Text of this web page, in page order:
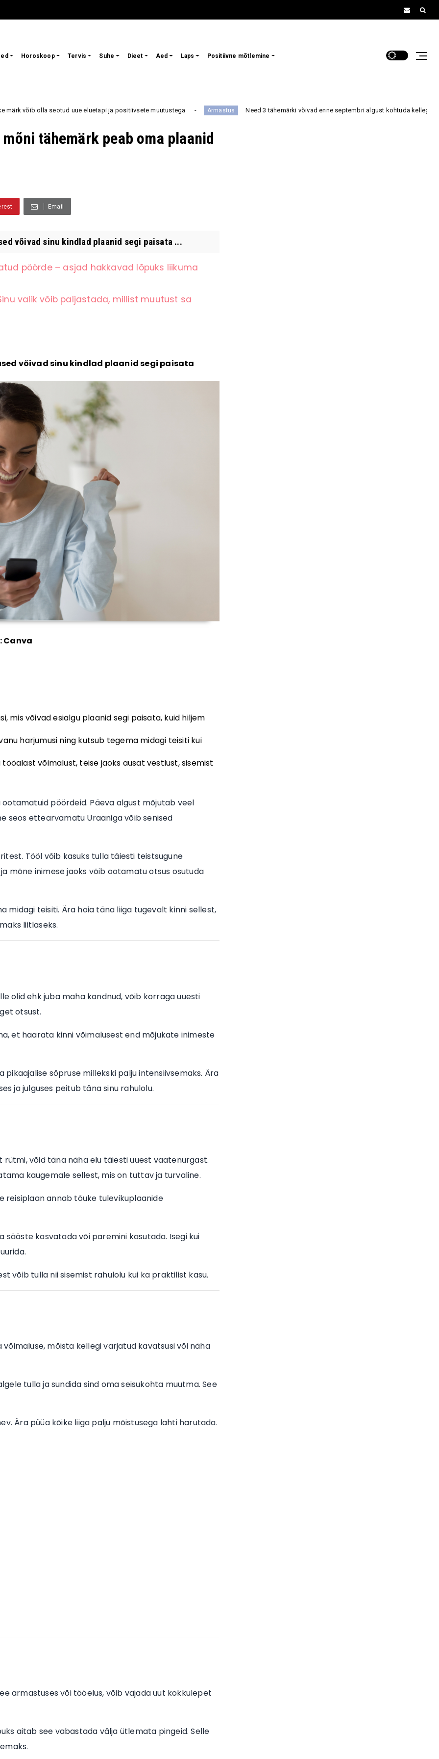
Horoskoop Tervis Suhe Dieet Aed Laps Positiivne mõtlemine
uue eluetapi ja positiivsete muutustega Armastus Need 3 tähemärki võivad enne septembri algust kohtuda kellegagi, kes muudab nende
tähemärk peab oma plaanid
Email
võivad sinu kindlad plaanid segi paisata ...
pöörde – asjad hakkavad lõpuks liikuma
valik võib paljastada, millist muutust sa
võivad sinu kindlad plaanid segi paisata
Canva
mis võivad esialgu plaanid segi paisata, kuid hiljem
harjumusi ning kutsub tegema midagi teisiti kui
võimalust, teise jaoks ausat vestlust, sisemist
pöördeid. Päeva algust mõjutab veel
seos ettearvamatu Uraaniga võib senised
Tööl võib kasuks tulla täiesti teistsugune
mõne inimese jaoks võib ootamatu otsus osutuda
midagi teisiti. Ära hoia täna liiga tugevalt kinni sellest,
liitlaseks.
olid ehk juba maha kandnud, võib korraga uuesti
otsust.
et haarata kinni võimalusest end mõjukate inimeste
sõpruse millekski palju intensiivsemaks. Ära
ja julguses peitub täna sinu rahulolu.
rütmi, võid täna näha elu täiesti uuest vaatenurgast.
kaugemale sellest, mis on tuttav ja turvaline.
reisiplaan annab tõuke tulevikuplaanide
sääste kasvatada või paremini kasutada. Isegi kui
võib tulla nii sisemist rahulolu kui ka praktilist kasu.
mõista kellegi varjatud kavatsusi või näha
tulla ja sundida sind oma seisukohta muutma. See
Ära püüa kõike liiga palju mõistusega lahti harutada.
armastuses või tööelus, võib vajada uut kokkulepet
aitab see vabastada välja ütlemata pingeid. Selle